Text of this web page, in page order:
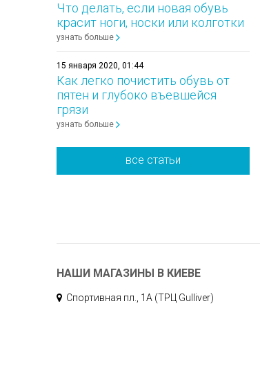
Что делать, если новая обувь
красит ноги, носки или колготки
узнать больше
15 января 2020, 01:44
Как легко почистить обувь от
пятен и глубоко въевшейся
грязи
узнать больше
все статьи
НАШИ МАГАЗИНЫ В КИЕВЕ
Спортивная пл., 1А (ТРЦ Gulliver)